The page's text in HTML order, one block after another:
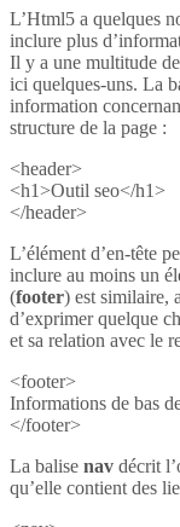
L’Html5 a quelques
inclure plus
Il y a une multitude
ici quelques-uns. La
information
structure de la page :
<header>
<h1>Outil seo</h1>
</header>
L’élément d’en-tête
inclure au moins un
(footer) est similaire,
d’exprimer quelque
et sa relation avec le
<footer>
Informations de bas
</footer>
La balise nav décrit
qu’elle contient des